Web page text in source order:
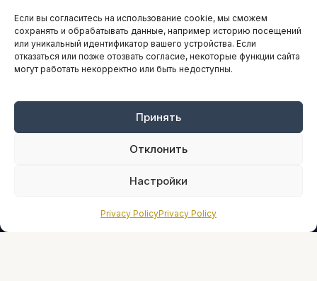
Если вы согласитесь на использование cookie, мы сможем
сохранять и обрабатывать данные, например историю посещений
или уникальный идентификатор вашего устройства. Если
отказаться или позже отозвать согласие, некоторые функции сайта
могут работать некорректно или быть недоступны.
Принять
Отклонить
Настройки
Privacy PolicyPrivacy Policy
ARTICLES IN ENGLISH
НАВИГАЦИЯ
Оплата онлайн